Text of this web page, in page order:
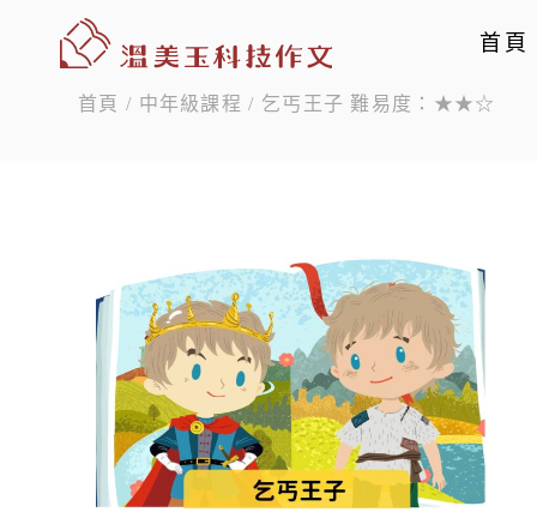
首頁
首頁 / 中年級課程 / 乞丐王子 難易度：★★☆